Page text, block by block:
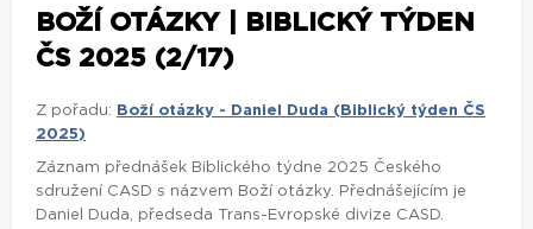
BOŽÍ OTÁZKY | BIBLICKÝ TÝDEN
ČS 2025 (2/17)
Z pořadu:
Boží otázky - Daniel Duda (Biblický týden ČS
2025)
Záznam přednášek Biblického týdne 2025 Českého
sdružení CASD s názvem Boží otázky. Přednášejícím je
Daniel Duda, předseda Trans-Evropské divize CASD.